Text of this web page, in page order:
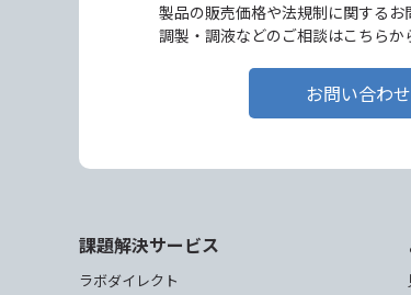
製品の販売価格や法規制に関する
調製・調液などのご相談はこちらか
お問い合わ
課題解決サービス
ラボダイレクト